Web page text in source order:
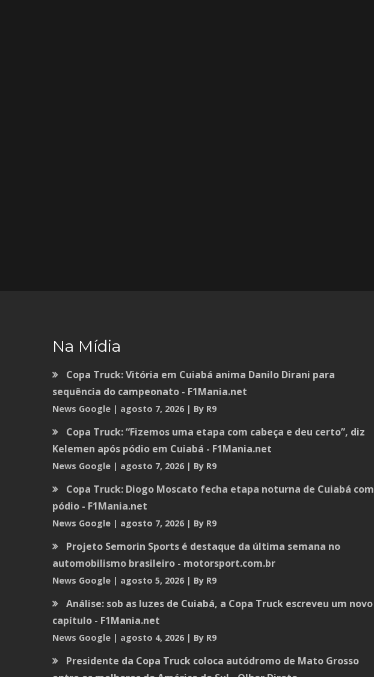
Na Mídia
Copa Truck: Vitória em Cuiabá anima Danilo Dirani para
sequência do campeonato - F1Mania.net
News Google agosto 7, 2026 By R9
Copa Truck: “Fizemos uma etapa com cabeça e deu certo”, diz
Kelemen após pódio em Cuiabá - F1Mania.net
News Google agosto 7, 2026 By R9
Copa Truck: Diogo Moscato fecha etapa noturna de Cuiabá com
pódio - F1Mania.net
News Google agosto 7, 2026 By R9
Projeto Semorin Sports é destaque da última semana no
automobilismo brasileiro - motorsport.com.br
News Google agosto 5, 2026 By R9
Análise: sob as luzes de Cuiabá, a Copa Truck escreveu um novo
capítulo - F1Mania.net
News Google agosto 4, 2026 By R9
Presidente da Copa Truck coloca autódromo de Mato Grosso